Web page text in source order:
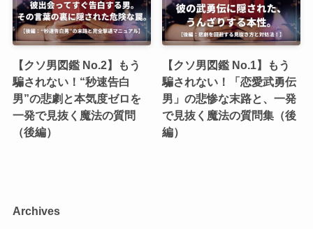
【クソ男図鑑 No.2】もう
騙されない！“秒速告白
男”の悲劇と本気度ゼロを
一発で見抜く魔法の質問
（後編）
【クソ男図鑑 No.1】もう
騙されない！「恋愛武勇伝
男」の悲惨な末路と、一発
で見抜く魔法の質問集（後
編）
Archives